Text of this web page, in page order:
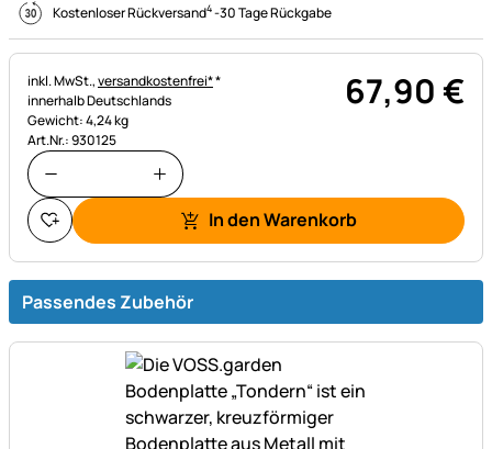
Kostenloser Rückversand4-30 Tage Rückgabe
Steuerhinweis:
inkl. MwSt.,versandkostenfrei**
innerhalb Deutschlands
Gewicht: 4,24 kg
Art.Nr.: 930125
67,90€
In den Warenkorb
Passendes Zubehör